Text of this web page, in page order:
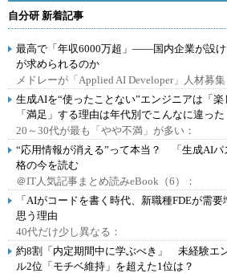
自分研 新着記事
最高で「年収6000万超」――国内企業が設
が求められるのか
メドレーが「Applied AI Developer」人材募集
生成AIを“使ったことない”エンジニアは「
「満足」する理由は年代別でこんなに違った
20～30代が最も「やや不満」が多い：
“応用情報が消える”って本当？ 「生成AI
格の今を読む
＠IT人気記事まとめ読みeBook（6）：
「AIがコードを書く時代、新職種FDEが需
思う理由
40代だけ少し異なる：
約8割「内定期間中に学ぶべき」 未経験エ
ル2位「モチベ維持」を超えた1位は？